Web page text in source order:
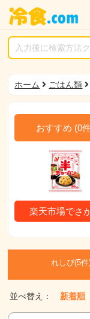
ホーム ごはん類
おすすめ (0
楽天市場でさ
れしぴ(5件
並べ替え： 新着順